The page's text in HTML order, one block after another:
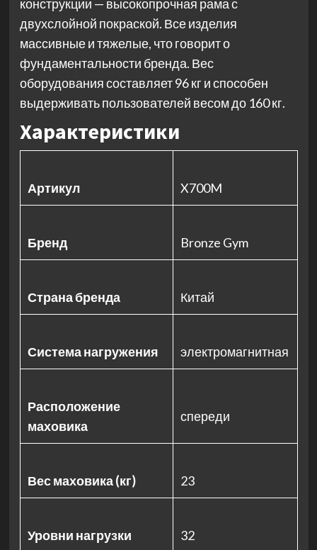
конструкции — высокопрочная рама с
двухслойной покраской. Все изделия
массивные и тяжелые, что говорит о
фундаментальности бренда. Вес
оборудования составляет 96 кг и способен
выдерживать пользователей весом до 160 кг.
Характеристики
Артикул X700M
Бренд Bronze Gym
Страна бренда Китай
Система нагружения электромагнитная
Расположение
маховика
спереди
Вес маховика (кг) 23
Уровни нагрузки 32